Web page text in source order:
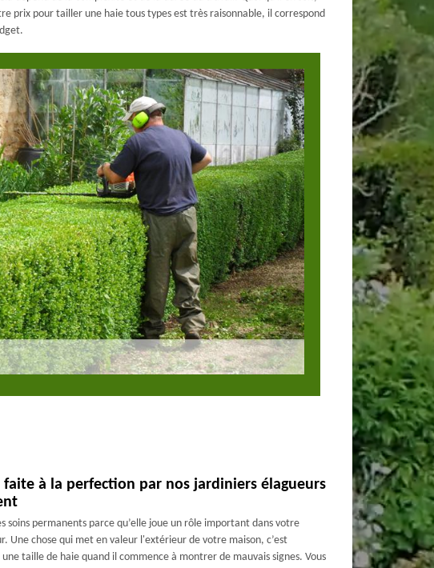
prix pour tailler une haie tous types est très raisonnable, il correspond
faite à la perfection par nos jardiniers élagueurs
soins permanents parce qu’elle joue un rôle important dans votre
Une chose qui met en valeur l'extérieur de votre maison, c’est
une taille de haie quand il commence à montrer de mauvais signes. Vous